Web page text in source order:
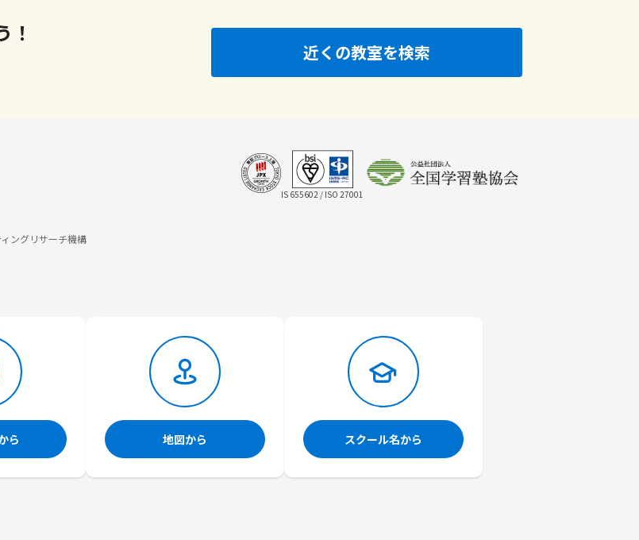
！
近くの教室を検索
IS 655602 / ISO 27001
ングリサーチ機構
ら 地図から スクール名から